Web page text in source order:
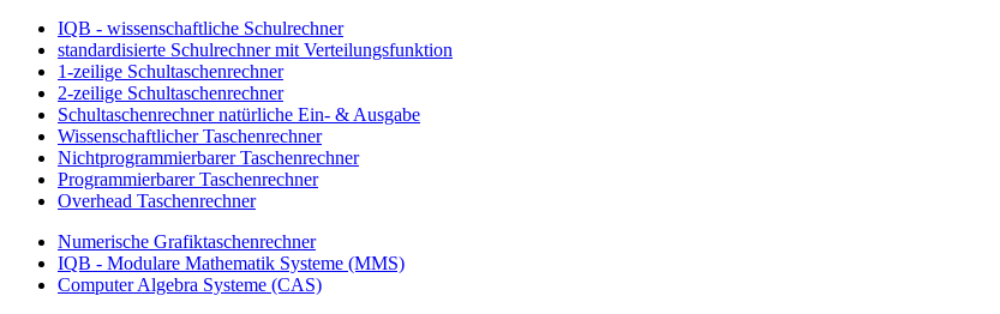
IQB - wissenschaftliche Schulrechner
standardisierte Schulrechner mit Verteilungsfunktion
1-zeilige Schultaschenrechner
2-zeilige Schultaschenrechner
Schultaschenrechner natürliche Ein- & Ausgabe
Wissenschaftlicher Taschenrechner
Nichtprogrammierbarer Taschenrechner
Programmierbarer Taschenrechner
Overhead Taschenrechner
Numerische Grafiktaschenrechner
IQB - Modulare Mathematik Systeme (MMS)
Computer Algebra Systeme (CAS)